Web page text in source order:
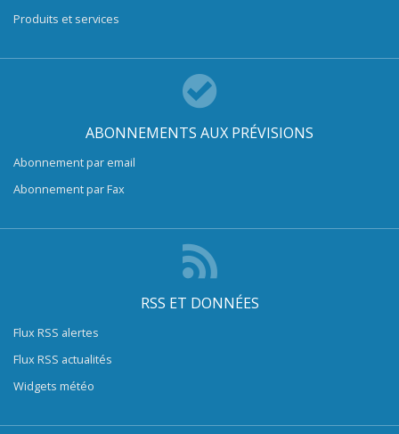
Produits et services
ABONNEMENTS AUX PRÉVISIONS
Abonnement par email
Abonnement par Fax
RSS ET DONNÉES
Flux RSS alertes
Flux RSS actualités
Widgets météo